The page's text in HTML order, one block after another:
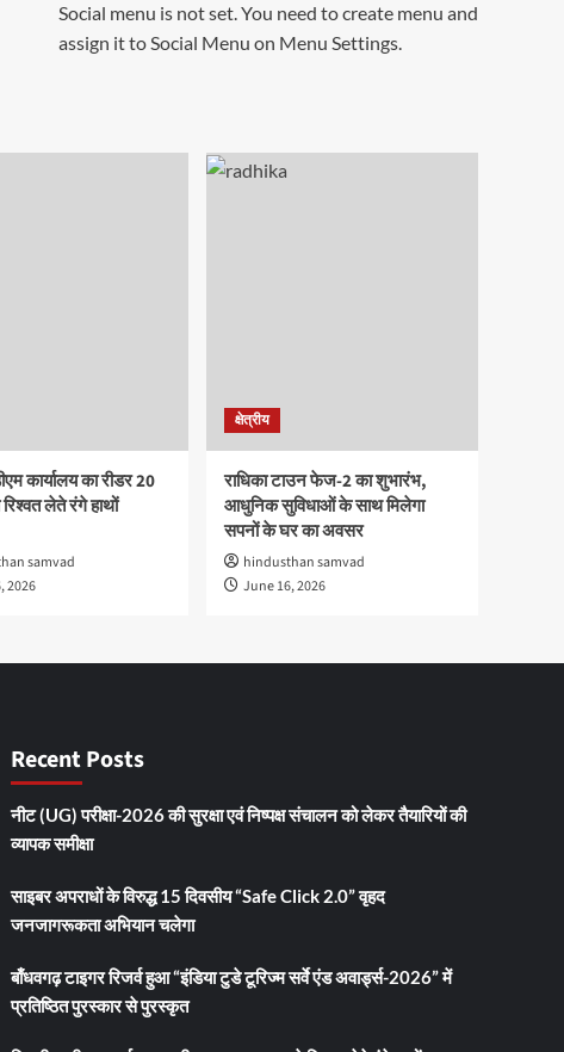
Social menu is not set. You need to create menu and
assign it to Social Menu on Menu Settings.
कार्यालय का रीडर 20
लेते रंगे हाथों
samvad
2026
क्षेत्रीय
राधिका टाउन फेज-2 का शुभारंभ,
आधुनिक सुविधाओं के साथ मिलेगा
सपनों के घर का अवसर
hindusthan samvad
June 16, 2026
Recent Posts
नीट (UG) परीक्षा-2026 की सुरक्षा एवं निष्पक्ष संचालन को लेकर तैयारियों की
व्यापक समीक्षा
साइबर अपराधों के विरुद्ध 15 दिवसीय “Safe Click 2.0” वृहद
जनजागरूकता अभियान चलेगा
बाँधवगढ़ टाइगर रिजर्व हुआ “इंडिया टुडे टूरिज्म सर्वे एंड अवार्ड्स-2026” में
प्रतिष्ठित पुरस्कार से पुरस्कृत